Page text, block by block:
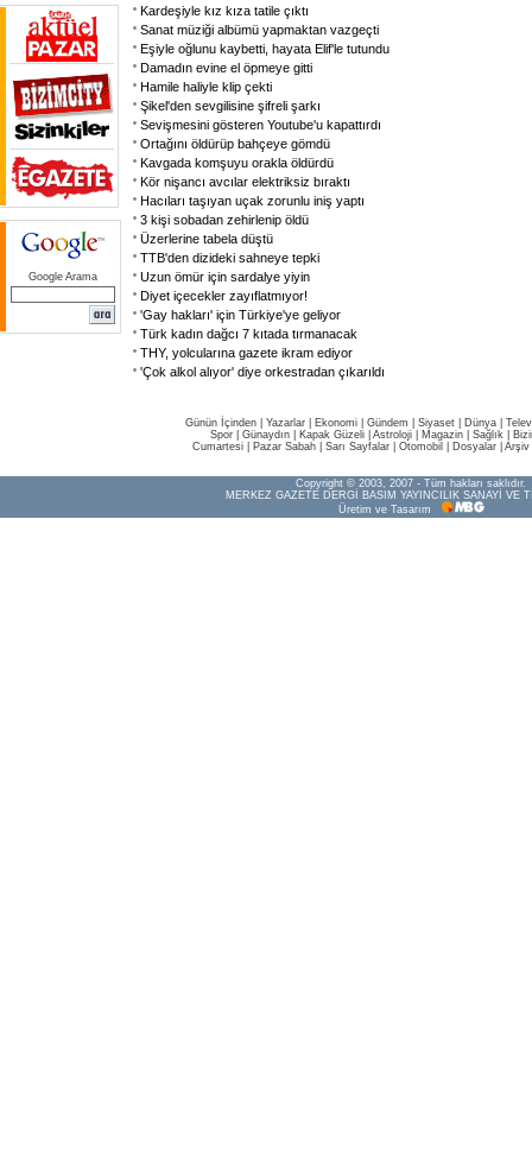
Google Arama
Kardeşiyle kız kıza tatile çıktı
Sanat müziği albümü yapmaktan vazgeçti
Eşiyle oğlunu kaybetti, hayata Elif'le tutundu
Damadın evine el öpmeye gitti
Hamile haliyle klip çekti
Şikel'den sevgilisine şifreli şarkı
Sevişmesini gösteren Youtube'u kapattırdı
Ortağını öldürüp bahçeye gömdü
Kavgada komşuyu orakla öldürdü
Kör nişancı avcılar elektriksiz bıraktı
Hacıları taşıyan uçak zorunlu iniş yaptı
3 kişi sobadan zehirlenip öldü
Üzerlerine tabela düştü
TTB'den dizideki sahneye tepki
Uzun ömür için sardalye yiyin
Diyet içecekler zayıflatmıyor!
'Gay hakları' için Türkiye'ye geliyor
Türk kadın dağcı 7 kıtada tırmanacak
THY, yolcularına gazete ikram ediyor
'Çok alkol alıyor' diye orkestradan çıkarıldı
Günün İçinden Yazarlar Ekonomi Gündem Siyaset Dünya |
Spor
Günaydın Kapak Güzeli Astroloji Magazin Sağlık
Cumartesi
Pazar Sabah Sarı Sayfalar Otomobil Dosyalar Arşiv
Copyright © 2003, 2007 - Tüm hakları saklıdır.
MERKEZ GAZETE DERGİ BASIM YAYINCILIK SANAYİ VE
Üretim ve Tasarım